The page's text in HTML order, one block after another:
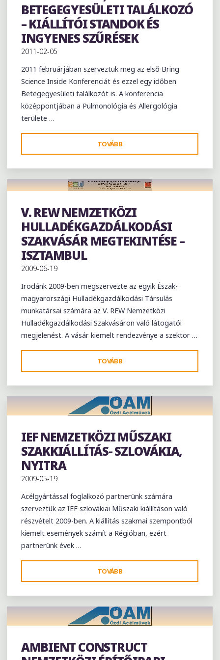
BETEGEGYESÜLETI TALÁLKOZÓ
– KIÁLLÍTÓI STANDOK ÉS
INGYENES SZŰRÉSEK
2011-02-05
2011 februárjában szerveztük meg az első Bring
Science Inside Konferenciát és ezzel egy időben
Betegegyesületi találkozót is. A konferencia
középpontjában a Pulmonológia és Allergológia
területe …
TOVÁBB
BSI
PULMONOLÓGIAI
KONFERENCIA,
BETEGEGYESÜLETI
–
KIÁLLÍTÓI
STANDOK
Kiállítás
V. REW NEMZETKÖZI
HULLADÉKGAZDÁLKODÁSI
SZAKVÁSÁR MEGTEKINTÉSE –
ISZTAMBUL
2009-06-19
Irodánk 2009-ben megszervezte az egyik Észak-
magyarországi Hulladékgazdálkodási Társulás
munkatársai számára az V. REW Nemzetközi
Hulladékgazdálkodási Szakvásáron való látogatói
megjelenést. A vásár kiemelt rendezvénye a szektor …
TOVÁBB
REW
NEMZETKÖZI
HULLADÉKGAZDÁLKODÁSI
SZAKVÁSÁR
–
ISZTAMBUL"
Kiállítás
IEF NEMZETKÖZI MŰSZAKI
SZAKKIÁLLÍTÁS- SZLOVÁKIA,
NYITRA
2009-05-19
Acélgyártással foglalkozó partnerünk számára
szerveztük az IEF szlovákiai Műszaki kiállításon való
részvételt 2009-ben. A kiállítás szakmai szempontból
kiemelt események számít a Régióban, ezért
partnerünk évek …
TOVÁBB
NEMZETKÖZI
MŰSZAKI
SZAKKIÁLLÍTÁS-
SZLOVÁKIA,
Kiállítás
AMBIENT CONSTRUCT